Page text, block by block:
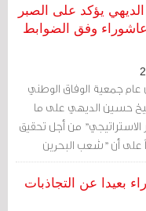
بالسماح للهيئات
بأدوارها المعتادة في
يؤكد على الصبر
وفق الضوابط
جمعية الوفاق الوطني
حسين الديهي على ما
الاستراتيجي" من أجل تحقيق
على أن "شعب البحرين
المقرون بالعمل طوال
وسيكون مآل حراكه النصر
الكبرى التي لا زال يسعى
بعيدا عن التجاذبات